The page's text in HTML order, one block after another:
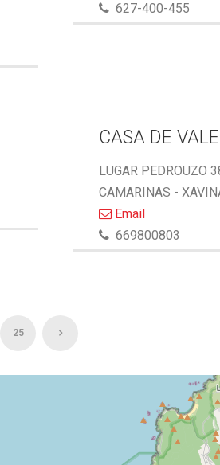
627-400-455
CASA DE
LUGAR PEDROUZO
CAMARINAS -
Email
669800803
25